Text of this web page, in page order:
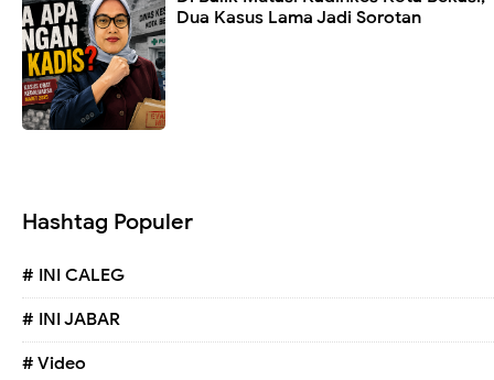
Dua Kasus Lama Jadi Sorotan
Hashtag Populer
# INI CALEG
# INI JABAR
# Video